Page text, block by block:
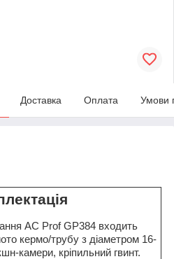
Доставка Оплата Умови
AC Prof GP384 входить
кермо/трубу з діаметром 16-
камери, кріпильний гвинт.